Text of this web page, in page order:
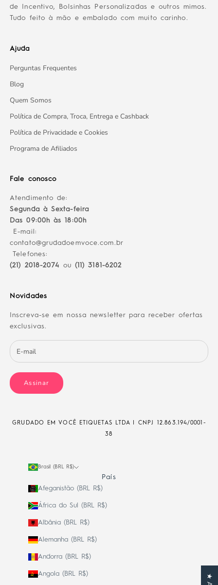
de Incentivo, Bolsinhas Personalizadas e outros mimos.
Tudo feito à mão e embalado com muito carinho.
Ajuda
Perguntas Frequentes
Blog
Quem Somos
Política de Compra, Troca, Entrega e Cashback
Política de Privacidade e Cookies
Programa de Afiliados
Fale conosco
Atendimento de:
Segunda à Sexta-feira
Das 09:00h às 18:00h
E-mail:
contato@grudadoemvoce.com.br
Telefones:
(21) 2018-2074
ou (11) 3181-6202
Novidades
Inscreva-se em nossa newsletter para receber ofertas
exclusivas.
Assinar
GRUDADO EM VOCÊ ETIQUETAS LTDA | CNPJ
12.863.194/0001-
38
Brasil (BRL R$)
País
Afeganistão (BRL R$)
África do Sul (BRL R$)
Albânia (BRL R$)
Alemanha (BRL R$)
Andorra (BRL R$)
Angola (BRL R$)